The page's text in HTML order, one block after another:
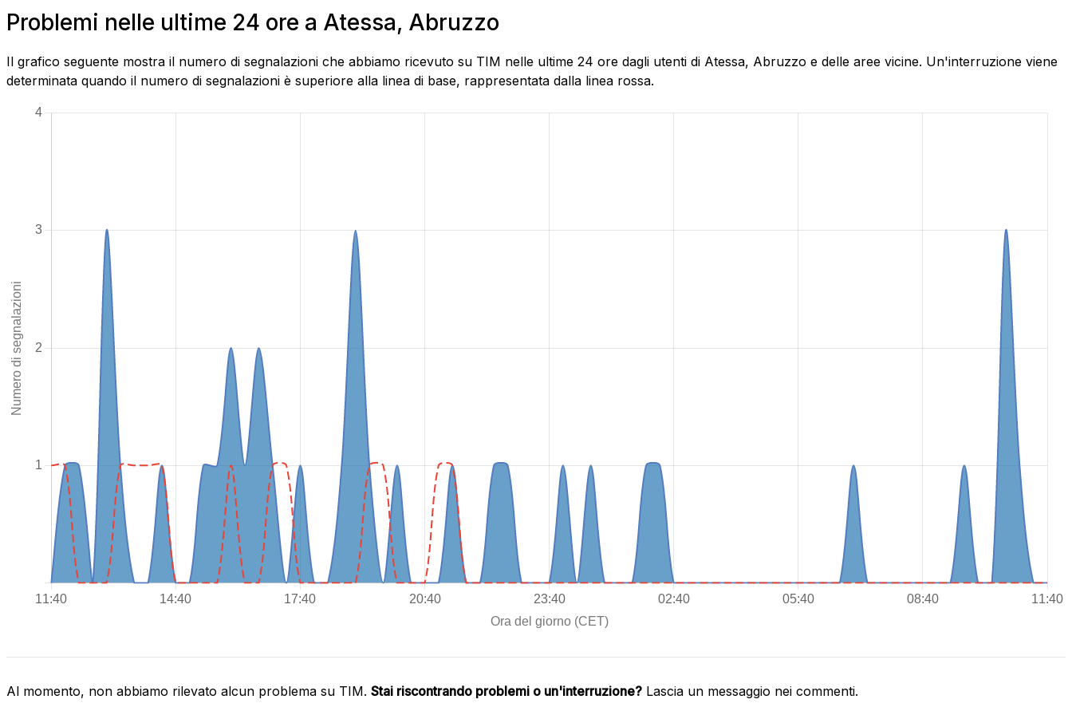
Problemi nelle ultime 24 ore a Atessa, Abruzzo
Il grafico seguente mostra il numero di segnalazioni che abbiamo ricevuto su TIM nelle ultime 24 ore dagli utenti di Atessa, Abruzzo e delle aree vicine. Un'interruzione viene
determinata quando il numero di segnalazioni è superiore alla linea di base, rappresentata dalla linea rossa.
Al momento, non abbiamo rilevato alcun problema su TIM. Stai riscontrando problemi o un'interruzione? Lascia un messaggio nei commenti.